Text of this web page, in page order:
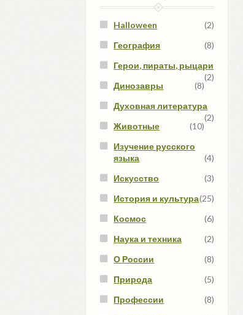
Halloween
(2)
География
(8)
Герои, пираты, рыцари
(2)
Динозавры
(8)
Духовная литература
(2)
Животные
(10)
Изучение русского
языка
(4)
Искусство
(3)
История и культура(25)
Космос
(6)
Наука и техника
(2)
О России
(8)
Природа
(5)
Профессии
(8)